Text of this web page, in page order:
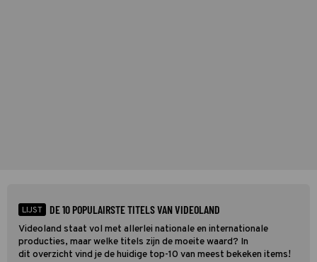
LIJST DE 10 POPULAIRSTE TITELS VAN VIDEOLAND
Videoland staat vol met allerlei nationale en internationale
producties, maar welke titels zijn de moeite waard? In
dit overzicht vind je de huidige top-10 van meest bekeken items!